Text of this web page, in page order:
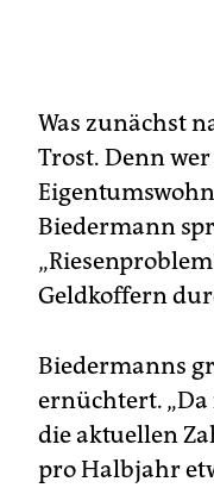
Was zunächst
Trost. Denn
Biedermann
Geldkoffern
Biedermanns
ernüchtert. „Da
die aktuellen
pro Halbjahr